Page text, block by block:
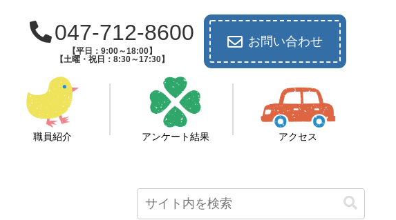
047-712-8600
【平日：9:00～18:00】
【土曜・祝日：8:30～17:30】
お問い合わせ
職員紹介 アンケート結果 アクセス